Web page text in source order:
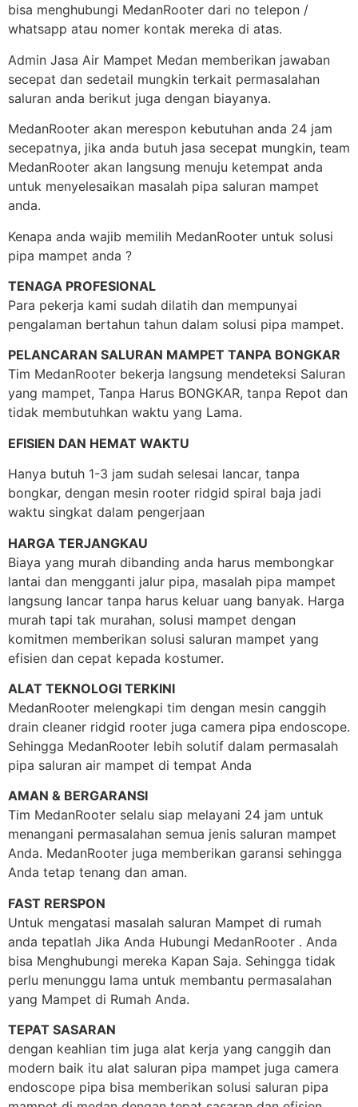
bisa menghubungi MedanRooter dari no telepon /
whatsapp atau nomer kontak mereka di atas.
Admin Jasa Air Mampet Medan memberikan jawaban
secepat dan sedetail mungkin terkait permasalahan
saluran anda berikut juga dengan biayanya.
MedanRooter akan merespon kebutuhan anda 24 jam
secepatnya, jika anda butuh jasa secepat mungkin, team
MedanRooter akan langsung menuju ketempat anda
untuk menyelesaikan masalah pipa saluran mampet
anda.
Kenapa anda wajib memilih MedanRooter untuk solusi
pipa mampet anda ?
TENAGA PROFESIONAL
Para pekerja kami sudah dilatih dan mempunyai
pengalaman bertahun tahun dalam solusi pipa mampet.
PELANCARAN SALURAN MAMPET TANPA BONGKAR
Tim MedanRooter bekerja langsung mendeteksi Saluran
yang mampet, Tanpa Harus BONGKAR, tanpa Repot dan
tidak membutuhkan waktu yang Lama.
EFISIEN DAN HEMAT WAKTU
Hanya butuh 1-3 jam sudah selesai lancar, tanpa
bongkar, dengan mesin rooter ridgid spiral baja jadi
waktu singkat dalam pengerjaan
HARGA TERJANGKAU
Biaya yang murah dibanding anda harus membongkar
lantai dan mengganti jalur pipa, masalah pipa mampet
langsung lancar tanpa harus keluar uang banyak. Harga
murah tapi tak murahan, solusi mampet dengan
komitmen memberikan solusi saluran mampet yang
efisien dan cepat kepada kostumer.
ALAT TEKNOLOGI TERKINI
MedanRooter melengkapi tim dengan mesin canggih
drain cleaner ridgid rooter juga camera pipa endoscope.
Sehingga MedanRooter lebih solutif dalam permasalah
pipa saluran air mampet di tempat Anda
AMAN & BERGARANSI
Tim MedanRooter selalu siap melayani 24 jam untuk
menangani permasalahan semua jenis saluran mampet
Anda. MedanRooter juga memberikan garansi sehingga
Anda tetap tenang dan aman.
FAST RERSPON
Untuk mengatasi masalah saluran Mampet di rumah
anda tepatlah Jika Anda Hubungi MedanRooter . Anda
bisa Menghubungi mereka Kapan Saja. Sehingga tidak
perlu menunggu lama untuk membantu permasalahan
yang Mampet di Rumah Anda.
TEPAT SASARAN
dengan keahlian tim juga alat kerja yang canggih dan
modern baik itu alat saluran pipa mampet juga camera
endoscope pipa bisa memberikan solusi saluran pipa